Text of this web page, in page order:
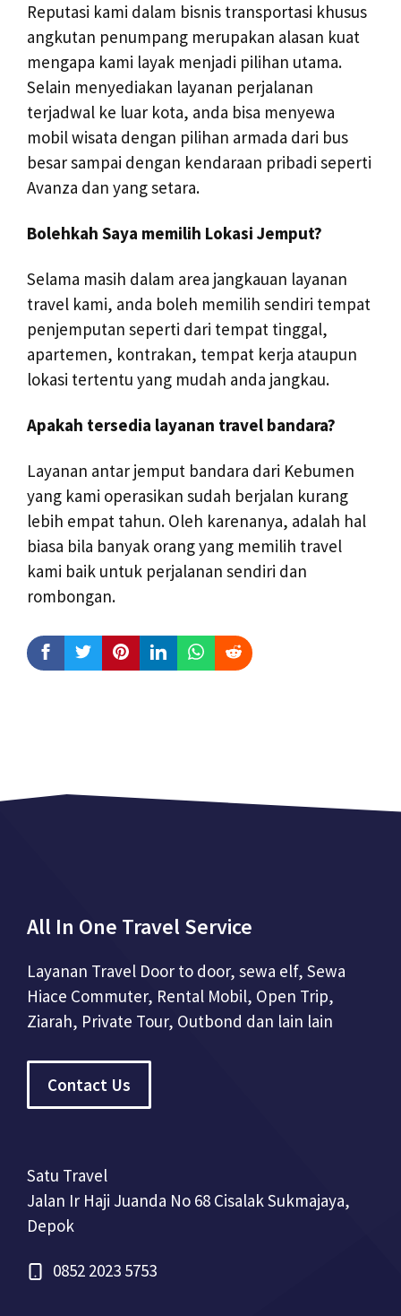
Reputasi kami dalam bisnis transportasi khusus
angkutan penumpang merupakan alasan kuat
mengapa kami layak menjadi pilihan utama.
Selain menyediakan layanan perjalanan
terjadwal ke luar kota, anda bisa menyewa
mobil wisata dengan pilihan armada dari bus
besar sampai dengan kendaraan pribadi seperti
Avanza dan yang setara.
Bolehkah Saya memilih Lokasi Jemput?
Selama masih dalam area jangkauan layanan
travel kami, anda boleh memilih sendiri tempat
penjemputan seperti dari tempat tinggal,
apartemen, kontrakan, tempat kerja ataupun
lokasi tertentu yang mudah anda jangkau.
Apakah tersedia layanan travel bandara?
Layanan antar jemput bandara dari Kebumen
yang kami operasikan sudah berjalan kurang
lebih empat tahun. Oleh karenanya, adalah hal
biasa bila banyak orang yang memilih travel
kami baik untuk perjalanan sendiri dan
rombongan.
All In One Travel Service
Layanan Travel Door to door, sewa elf, Sewa
Hiace Commuter, Rental Mobil, Open Trip,
Ziarah, Private Tour, Outbond dan lain lain
Contact Us
Satu Travel
Jalan Ir Haji Juanda No 68 Cisalak Sukmajaya,
Depok
0852 2023 5753